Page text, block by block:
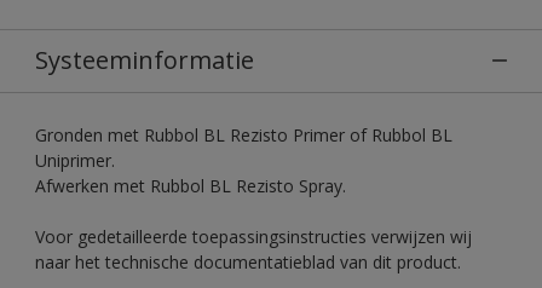
Systeeminformatie
Gronden met Rubbol BL Rezisto Primer of Rubbol BL
Uniprimer.
Afwerken met Rubbol BL Rezisto Spray.
Voor gedetailleerde toepassingsinstructies verwijzen wij
naar het technische documentatieblad van dit product.